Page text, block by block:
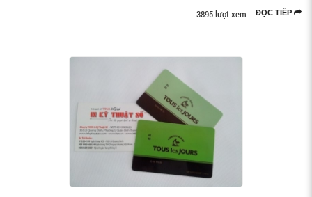
ĐỌC TIẾP
3895 lượt xem